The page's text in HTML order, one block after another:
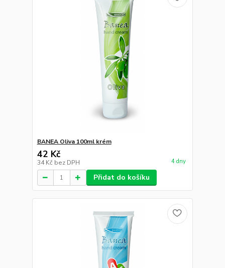
BANEA Oliva 100ml krém
42 Kč
34 Kč bez DPH 4 dny
Přidat do košíku